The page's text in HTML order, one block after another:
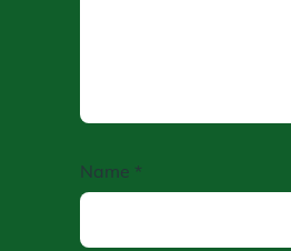
Name *